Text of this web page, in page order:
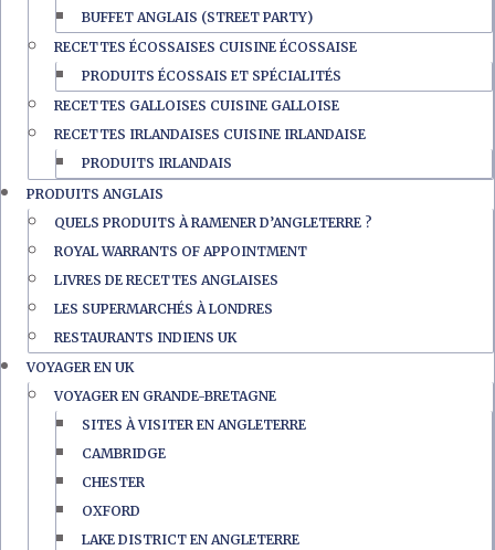
BUFFET ANGLAIS (STREET PARTY)
RECETTES ÉCOSSAISES CUISINE ÉCOSSAISE
PRODUITS ÉCOSSAIS ET SPÉCIALITÉS
RECETTES GALLOISES CUISINE GALLOISE
RECETTES IRLANDAISES CUISINE IRLANDAISE
PRODUITS IRLANDAIS
PRODUITS ANGLAIS
QUELS PRODUITS À RAMENER D’ANGLETERRE ?
ROYAL WARRANTS OF APPOINTMENT
LIVRES DE RECETTES ANGLAISES
LES SUPERMARCHÉS À LONDRES
RESTAURANTS INDIENS UK
VOYAGER EN UK
VOYAGER EN GRANDE-BRETAGNE
SITES À VISITER EN ANGLETERRE
CAMBRIDGE
CHESTER
OXFORD
LAKE DISTRICT EN ANGLETERRE